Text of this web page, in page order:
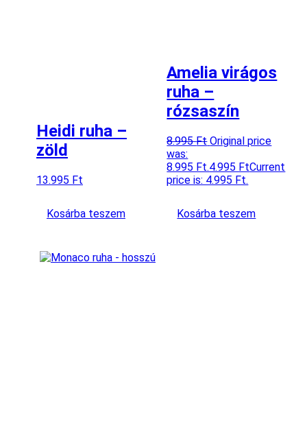
Heidi ruha –
zöld
13.995 Ft
Kosárba teszem
Amelia virágos
ruha –
rózsaszín
8.995Ft Original price
was:
8.995 Ft.4.995 FtCurrent
price is: 4.995 Ft.
Kosárba teszem